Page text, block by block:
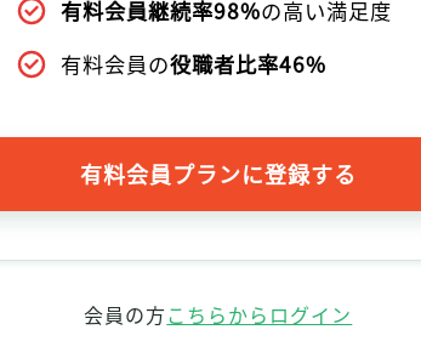
有料会員継続率98%の高い満足度
有料会員の役職者比率46%
有料会員プランに登録する
会員の方こちらからログイン